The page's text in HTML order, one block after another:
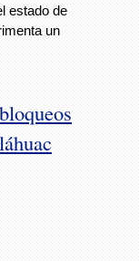
estado de
un